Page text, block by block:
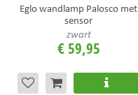
Eglo wandlamp Palosco met
sensor
zwart
€ 59,95